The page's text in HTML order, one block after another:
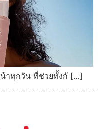
าทุกวัน ที่ช่วยทั้งกั […]